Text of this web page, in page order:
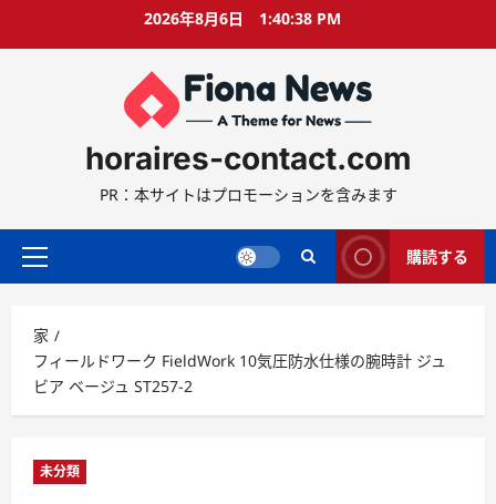
2026年8月6日 1:40:39 PM
horaires-contact.com
PR：本サイトはプロモーションを含みます
プ
マ
リ
ー
メ
ュ
購読する
家
フィールドワーク FieldWork 10気圧防水仕様の腕時計 ジュ
ビア ベージュ ST257-2
未分類